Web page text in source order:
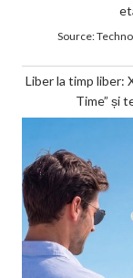
Source:
Liber la timp liber:
Time” și